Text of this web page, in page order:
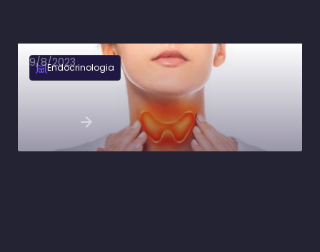
Endocrinologia
9/8/2023
Hipertireoidismo: o que causa, sinais e
sintomas e como tratar